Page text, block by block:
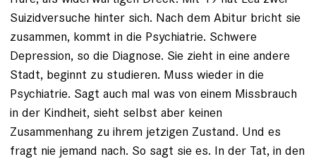
Suizidversuche hinter sich. Nach dem Abitur bricht sie
zusammen, kommt in die Psychiatrie. Schwere
Depression, so die Diagnose. Sie zieht in eine andere
Stadt, beginnt zu studieren. Muss wieder in die
Psychiatrie. Sagt auch mal was von einem Missbrauch
in der Kindheit, sieht selbst aber keinen
Zusammenhang zu ihrem jetzigen Zustand. Und es
fragt nie jemand nach. So sagt sie es. In der Tat, in den